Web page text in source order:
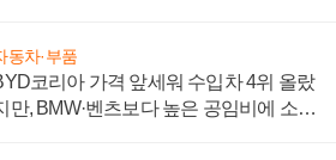
동차·부품
코리아 가격 앞세워 수입차 4위 올랐
만, BMW·벤츠보다 높은 공임비에 소비